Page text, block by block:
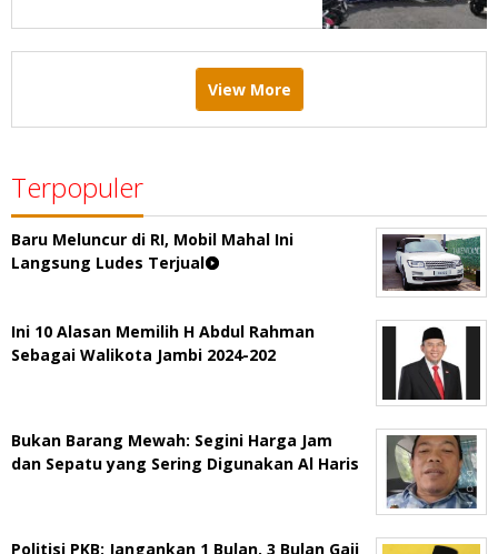
View More
Terpopuler
Baru Meluncur di RI, Mobil Mahal Ini
Langsung Ludes Terjual
Ini 10 Alasan Memilih H Abdul Rahman
Sebagai Walikota Jambi 2024-202
Bukan Barang Mewah: Segini Harga Jam
dan Sepatu yang Sering Digunakan Al Haris
Politisi PKB: Jangankan 1 Bulan, 3 Bulan Gaji